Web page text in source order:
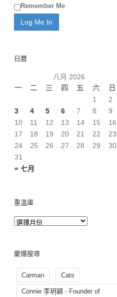
Remember Me
日曆
八月 2026
一
二 三 四 五 六 日
« 七月
1
2
3
4 5 6 7 8
9
10
11 12 13 14 15
16
17
18 19 20 21 22
23
24
25 26 27 28 29
30
31
重溫庫
慶爆搜尋
Carman Cats
Connie 李玥穎 - Founder of